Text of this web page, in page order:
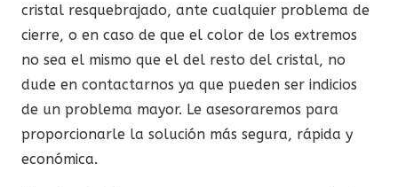
cristal resquebrajado, ante cualquier problema de
cierre, o en caso de que el color de los extremos
no sea el mismo que el del resto del cristal, no
dude en contactarnos ya que pueden ser indicios
de un problema mayor. Le asesoraremos para
proporcionarle la solución más segura, rápida y
económica.